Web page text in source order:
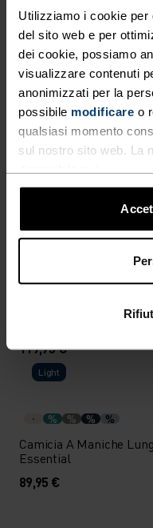
Utilizziamo i cookie per
del sito web e per
dei cookie, possiamo
visualizzare contenuti
anonimizzati per la
possibile modificare o
qualsiasi momento
sul nostro sito web. La
T-Shirt Da Running
Essential Linencool
54,95 €
Autunno 26
% %
Essential Insulator
% %
119,95 €
Light
% % % %
Camicia A Maniche
Essential
89,95 €